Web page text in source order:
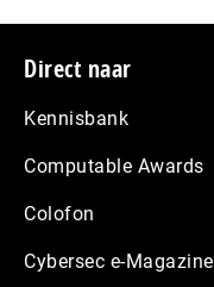
Footer
Direct naar
Kennisbank
Computable Awards
Colofon
Cybersec e-Magazine